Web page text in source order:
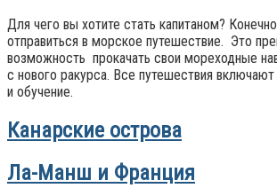
Для чего вы хотите стать капитаном?
отправиться в морское путешествие. Это
возможность прокачать свои мореходные
с нового ракурса. Все путешествия
и обучение.
Канарские острова
Ла-Манш и Франция